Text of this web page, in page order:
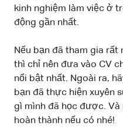
kinh nghiệm làm việc ở
động gần nhất.
Nếu bạn đã tham gia rất
thì chỉ nên đưa vào CV
nổi bật nhất. Ngoài ra,
bạn đã thực hiện xuyên
gì mình đã học được.
hoàn thành nếu có nhé!